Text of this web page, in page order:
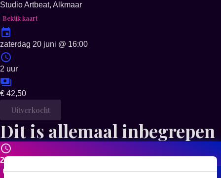
Studio Artbeat, Alkmaar
Bekijk kaart
zaterdag 20 juni @ 16:00
2 uur
€ 42,50
Uitverkocht
Dit is allemaal inbegrepen
2 uur plezier